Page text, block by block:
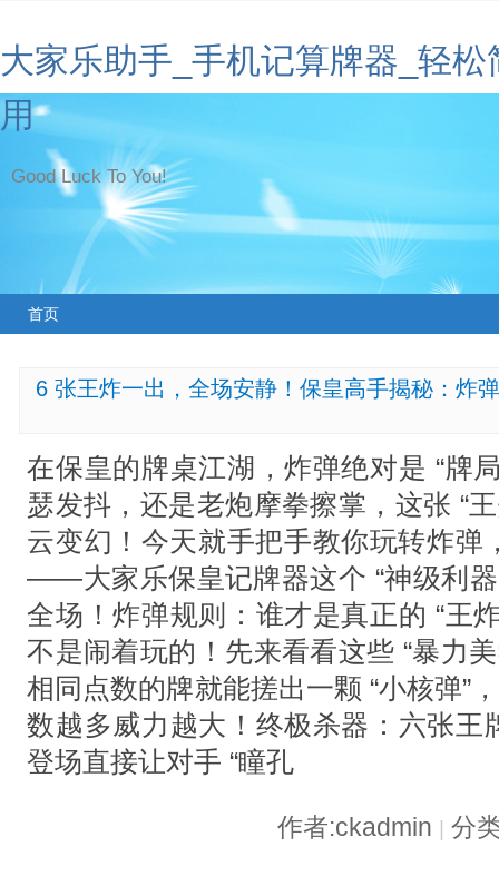
大家乐助手_手机记算牌器_轻
用
Good Luck To You!
首页
6 张王炸一出，全场安静！保皇高手揭秘：炸
在保皇的牌桌江湖，炸弹绝对是 “牌
瑟发抖，还是老炮摩拳擦掌，这张 “
云变幻！今天就手把手教你玩转炸弹
——大家乐保皇记牌器这个 “神级利器
全场！炸弹规则：谁才是真正的 “王
不是闹着玩的！先来看看这些 “暴力
相同点数的牌就能搓出一颗 “小核弹”
数越多威力越大！终极杀器：六张王
登场直接让对手 “瞳孔
作者:ckadmin | 分